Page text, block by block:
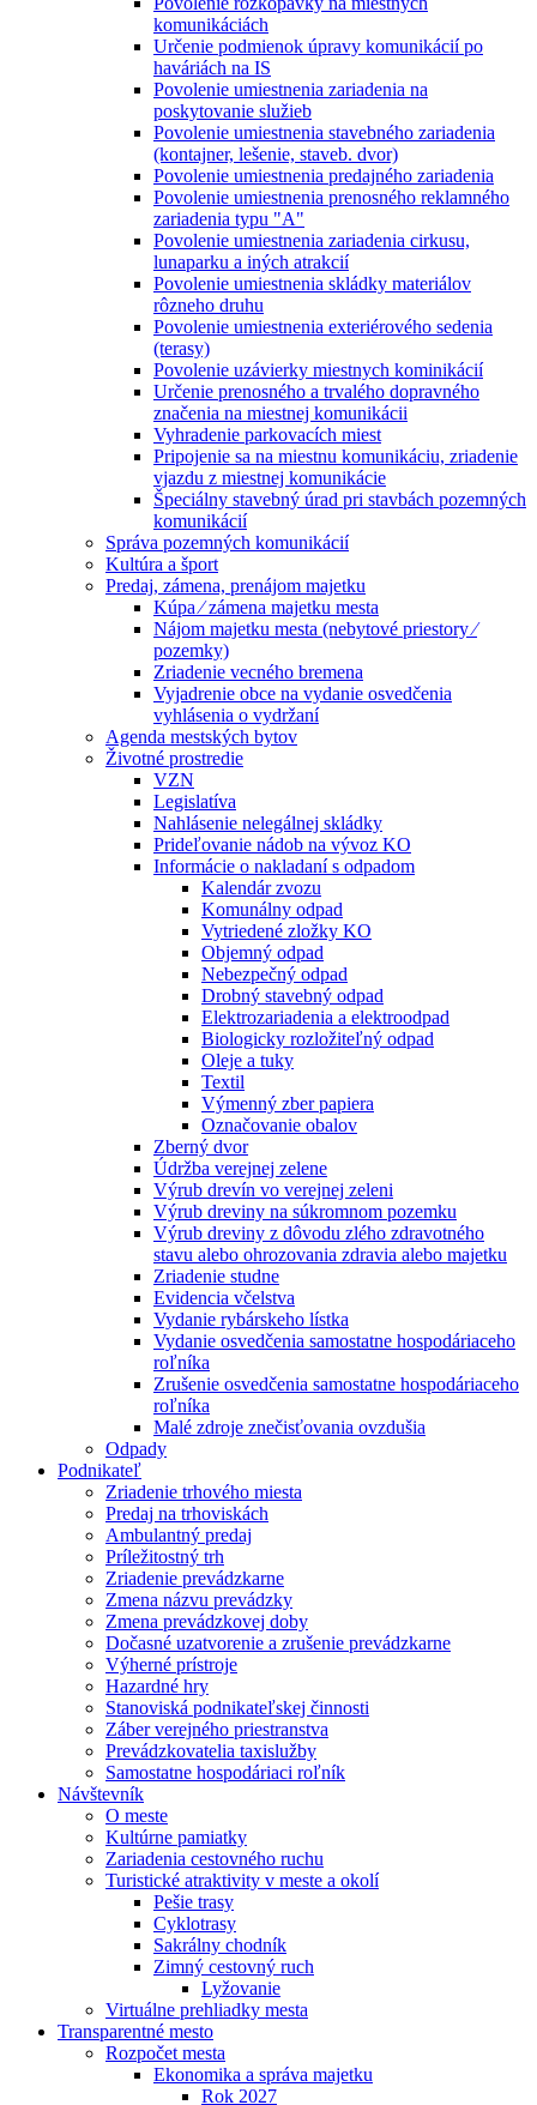
komunikáciách
Určenie podmienok úpravy komunikácií po
haváriách na IS
Povolenie umiestnenia zariadenia na
poskytovanie služieb
Povolenie umiestnenia stavebného zariadenia
(kontajner, lešenie, staveb. dvor)
Povolenie umiestnenia predajného zariadenia
Povolenie umiestnenia prenosného reklamného
zariadenia typu "A"
Povolenie umiestnenia zariadenia cirkusu,
lunaparku a iných atrakcií
Povolenie umiestnenia skládky materiálov
rôzneho druhu
Povolenie umiestnenia exteriérového sedenia
(terasy)
Povolenie uzávierky miestnych kominikácií
Určenie prenosného a trvalého dopravného
značenia na miestnej komunikácii
Vyhradenie parkovacích miest
Pripojenie sa na miestnu komunikáciu, zriadenie
vjazdu z miestnej komunikácie
Špeciálny stavebný úrad pri stavbách pozemných
komunikácií
Správa pozemných komunikácií
Kultúra a šport
Predaj, zámena, prenájom majetku
Kúpa ⁄ zámena majetku mesta
Nájom majetku mesta (nebytové priestory ⁄
pozemky)
Zriadenie vecného bremena
Vyjadrenie obce na vydanie osvedčenia
vyhlásenia o vydržaní
Agenda mestských bytov
Životné prostredie
VZN
Legislatíva
Nahlásenie nelegálnej skládky
Prideľovanie nádob na vývoz KO
Informácie o nakladaní s odpadom
Kalendár zvozu
Komunálny odpad
Vytriedené zložky KO
Objemný odpad
Nebezpečný odpad
Drobný stavebný odpad
Elektrozariadenia a elektroodpad
Biologicky rozložiteľný odpad
Oleje a tuky
Textil
Výmenný zber papiera
Označovanie obalov
Zberný dvor
Údržba verejnej zelene
Výrub drevín vo verejnej zeleni
Výrub dreviny na súkromnom pozemku
Výrub dreviny z dôvodu zlého zdravotného
stavu alebo ohrozovania zdravia alebo majetku
Zriadenie studne
Evidencia včelstva
Vydanie rybárskeho lístka
Vydanie osvedčenia samostatne hospodáriaceho
roľníka
Zrušenie osvedčenia samostatne hospodáriaceho
roľníka
Malé zdroje znečisťovania ovzdušia
Odpady
Podnikateľ
Zriadenie trhového miesta
Predaj na trhoviskách
Ambulantný predaj
Príležitostný trh
Zriadenie prevádzkarne
Zmena názvu prevádzky
Zmena prevádzkovej doby
Dočasné uzatvorenie a zrušenie prevádzkarne
Výherné prístroje
Hazardné hry
Stanoviská podnikateľskej činnosti
Záber verejného priestranstva
Prevádzkovatelia taxislužby
Samostatne hospodáriaci roľník
Návštevník
O meste
Kultúrne pamiatky
Zariadenia cestovného ruchu
Turistické atraktivity v meste a okolí
Pešie trasy
Cyklotrasy
Sakrálny chodník
Zimný cestovný ruch
Lyžovanie
Virtuálne prehliadky mesta
Transparentné mesto
Rozpočet mesta
Ekonomika a správa majetku
Rok 2027